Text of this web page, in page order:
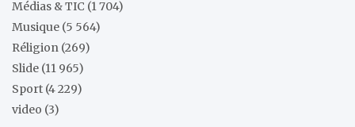
Médias & TIC (1 704)
Musique (5 564)
Réligion (269)
Slide (11 965)
Sport (4 229)
video (3)